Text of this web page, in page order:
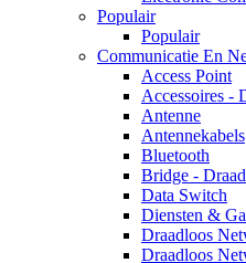
Populair
Populair
Communicatie En
Access Point
Accessoires -
Antenne
Antennekabels
Bluetooth
Bridge -
Data Switch
Diensten &
Draadloos
Draadloos